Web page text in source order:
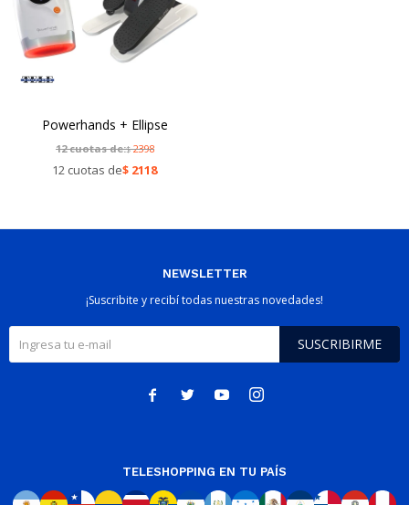
Powerhands + Ellipse
12 cuotas de:$2398
12 cuotas de$ 2118
NEWSLETTER
¡Suscribite y recibí todas nuestras novedades!
SUSCRIBIRME
   
TELESHOPPING EN TU PAÍS